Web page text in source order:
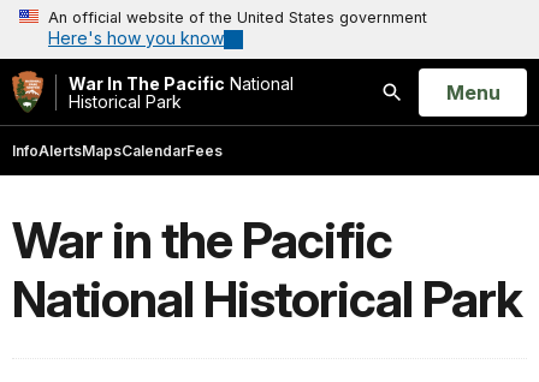
An official website of the United States government
Here's how you know
War In The Pacific National
Historical Park
Search
Open
Menu
InfoAlertsMapsCalendarFees
War in the Pacific
National Historical Park